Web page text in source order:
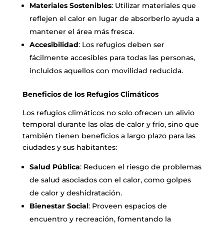
Materiales Sostenibles: Utilizar materiales que
reflejen el calor en lugar de absorberlo ayuda a
mantener el área más fresca.
Accesibilidad: Los refugios deben ser
fácilmente accesibles para todas las personas,
incluidos aquellos con movilidad reducida.
Beneficios de los Refugios Climáticos
Los refugios climáticos no solo ofrecen un alivio
temporal durante las olas de calor y frío, sino que
también tienen beneficios a largo plazo para las
ciudades y sus habitantes:
Salud Pública: Reducen el riesgo de problemas
de salud asociados con el calor, como golpes
de calor y deshidratación.
Bienestar Social: Proveen espacios de
encuentro y recreación, fomentando la